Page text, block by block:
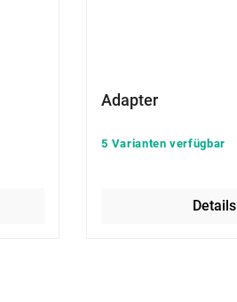
Adapter
5 Varianten verfügbar
Details